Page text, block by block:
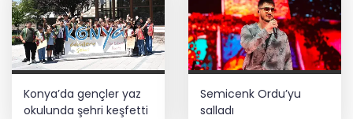
Konya’da gençler yaz
okulunda şehri keşfetti
Semicenk Ordu’yu
salladı